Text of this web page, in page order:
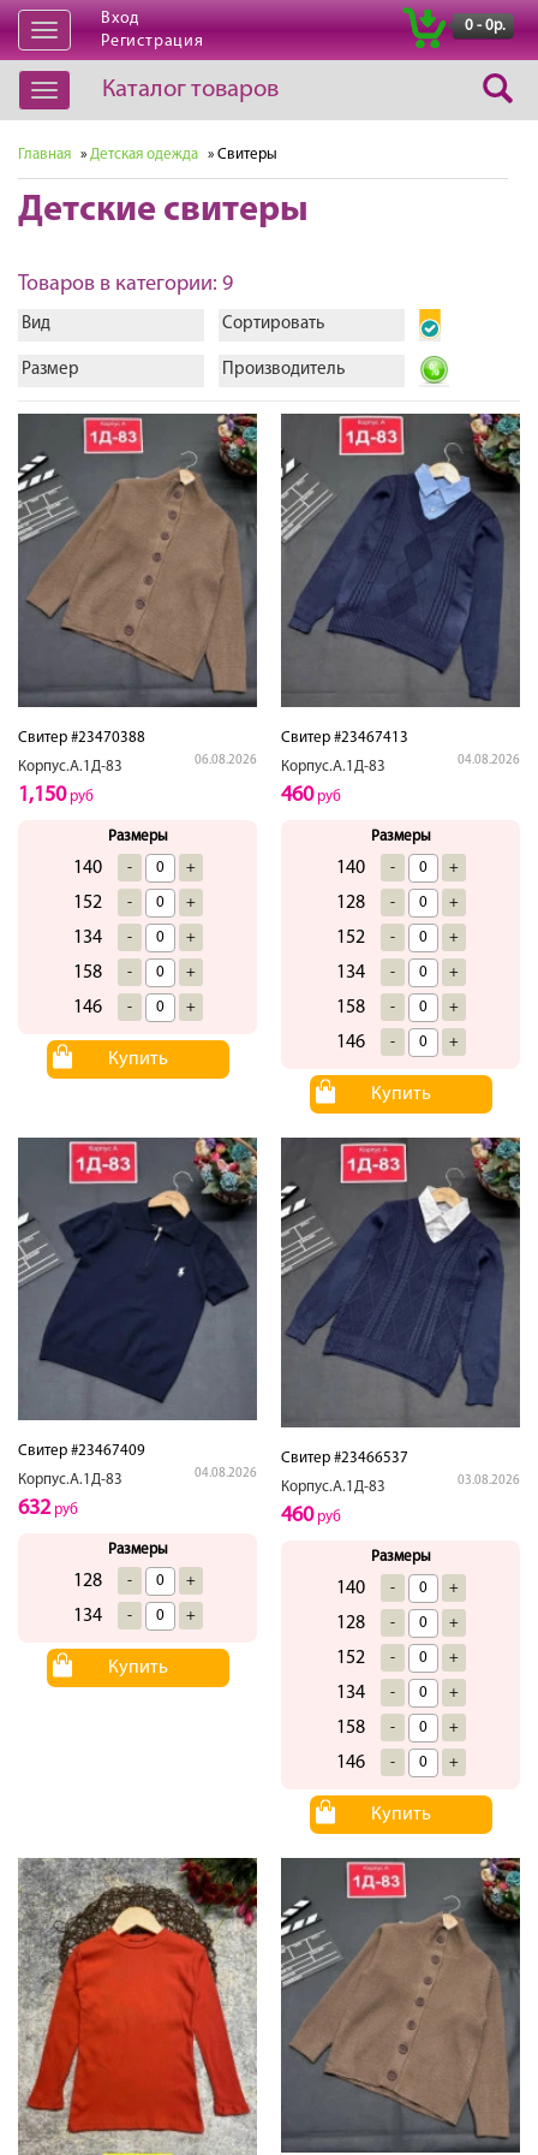
Открыть
навигацию
Вход
Регистрация
0 - 0р.
Открыть
навигацию
Каталог товаров
Главная » Детская одежда » Свитеры
Детские свитеры
Товаров в категории: 9
Вид Сортировать
Размер Производитель
Свитер #23470388
Корпус.А.1Д-83
06.08.2026
1,150руб
Размеры
140 - +
152 - +
134 - +
158 - +
146 - +
Купить
Свитер #23467413
Корпус.А.1Д-83
04.08.2026
460руб
Размеры
140 - +
128 - +
152 - +
134 - +
158 - +
146 - +
Купить
Свитер #23467409
Корпус.А.1Д-83
04.08.2026
632руб
Размеры
128 - +
134 - +
Купить
Свитер #23466537
Корпус.А.1Д-83
03.08.2026
460руб
Размеры
140 - +
128 - +
152 - +
134 - +
158 - +
146 - +
Купить